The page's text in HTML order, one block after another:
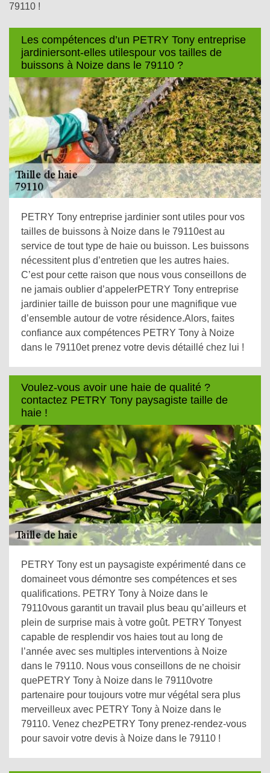
79110 !
Les compétences d’un PETRY Tony entreprise
jardiniersont-elles utilespour vos tailles de
buissons à Noize dans le 79110 ?
PETRY Tony entreprise jardinier sont utiles pour vos
tailles de buissons à Noize dans le 79110est au
service de tout type de haie ou buisson. Les buissons
nécessitent plus d’entretien que les autres haies.
C’est pour cette raison que nous vous conseillons de
ne jamais oublier d’appelerPETRY Tony entreprise
jardinier taille de buisson pour une magnifique vue
d’ensemble autour de votre résidence.Alors, faites
confiance aux compétences PETRY Tony à Noize
dans le 79110et prenez votre devis détaillé chez lui !
Voulez-vous avoir une haie de qualité ?
contactez PETRY Tony paysagiste taille de
haie !
PETRY Tony est un paysagiste expérimenté dans ce
domaineet vous démontre ses compétences et ses
qualifications. PETRY Tony à Noize dans le
79110vous garantit un travail plus beau qu’ailleurs et
plein de surprise mais à votre goût. PETRY Tonyest
capable de resplendir vos haies tout au long de
l’année avec ses multiples interventions à Noize
dans le 79110. Nous vous conseillons de ne choisir
quePETRY Tony à Noize dans le 79110votre
partenaire pour toujours votre mur végétal sera plus
merveilleux avec PETRY Tony à Noize dans le
79110. Venez chezPETRY Tony prenez-rendez-vous
pour savoir votre devis à Noize dans le 79110 !